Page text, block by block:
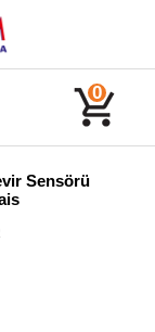
0
Sensörü